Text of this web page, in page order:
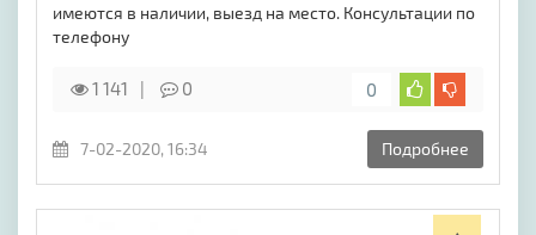
имеются в наличии, выезд на место. Консультации по
телефону
1 141 0 0
7-02-2020, 16:34 Подробнее